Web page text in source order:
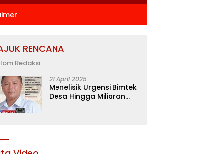
RENCANA
Redaksi
21 April 2025
Menelisik Urgensi Bimtek
Desa Hingga Miliaran